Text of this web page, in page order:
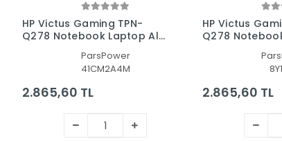
HP Victus Gaming TPN-
Q278 Notebook Laptop Alt
ParsPower
41CM2A4M
2.865,60 TL
HP Victus
Q278
2.865,60 TL